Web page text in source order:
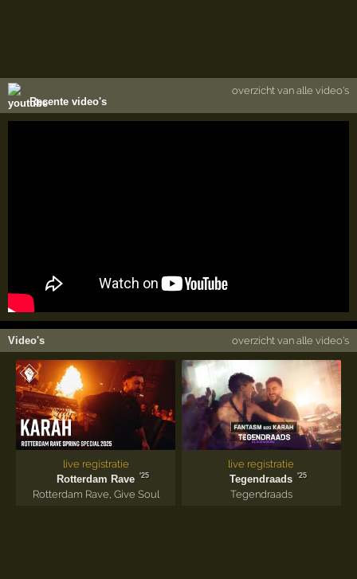
Recente video's
overzicht van alle video's
Video's overzicht van alle video's
live registratie
Rotterdam Rave
'25
Rotterdam Rave Give Soul
live registratie
Tegendraads
'25
Tegendraads